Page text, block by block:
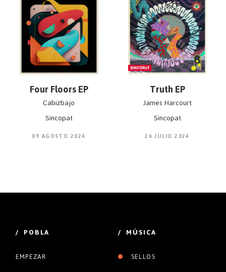
Four Floors EP
Cabizbajo
Sincopat
09 AGOSTO 2024
Truth EP
James Harcourt
Sincopat
26 JULIO 2024
/ POBLA
EMPEZAR
/ MÚSICA
SELLOS